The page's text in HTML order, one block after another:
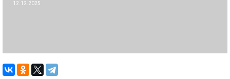
12.12.2025